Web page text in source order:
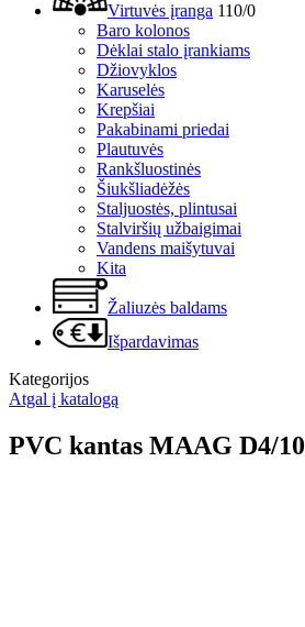
Virtuvės įranga 110/0
Baro kolonos
Dėklai stalo įrankiams
Džiovyklos
Karuselės
Krepšiai
Pakabinami priedai
Plautuvės
Rankšluostinės
Šiukšliadėžės
Staljuostės, plintusai
Stalviršių užbaigimai
Vandens maišytuvai
Kita
Žaliuzės baldams
Išpardavimas
Kategorijos
Atgal į katalogą
PVC kantas MAAG D4/10